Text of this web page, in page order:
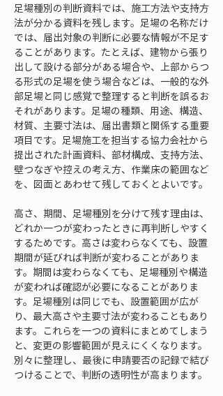
足場種別の判断資料では、施工方法や支持方
法が分かる資料を残します。足場の名称だけ
では、届出対象の判断に必要な情報が不足す
ることがあります。たとえば、建物から張り
出して設ける部分がある場合や、上部からつ
る形式の足場を使う場合などは、一般的な外
部足場と同じ感覚で整理すると判断を誤るお
それがあります。足場の種類、用途、構造、
材質、主要寸法は、届出書類と関係する重要
項目です。足場施工を担当する協力会社から
提出された計画資料、部材構成、支持方法、
壁つなぎや控えの考え方、作業床の範囲など
を、図面とあわせて残しておくとよいです。
高さ、期間、足場種別を分けて残す理由は、
どれか一つが変わったときに再判断しやすく
するためです。高さは変わらなくても、設置
期間が延びれば判断が変わることがありま
す。期間は変わらなくても、足場種別や構造
が変われば確認が必要になることがありま
す。足場種別は同じでも、設置範囲が広が
り、最大高さや主要寸法が変わることもあり
ます。これらを一つの資料にまとめてしまう
と、変更の影響範囲が見えにくくなります。
別々に整理し、最後に申請要否の記録で結び
つけることで、判断の透明性が高まります。